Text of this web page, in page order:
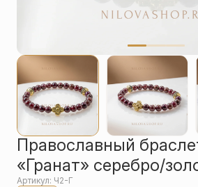
Чётки
шею
Другое
Православный
«Гранат» серебро/
Артикул: Ч2-Г